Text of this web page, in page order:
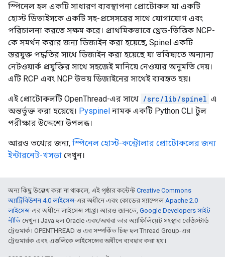
স্পিনেল হল একটি সাধারণ ব্যবস্থাপনা প্রোটোকল যা একটি
হোস্ট ডিভাইসকে একটি সহ-প্রসেসরের সাথে যোগাযোগ এবং
পরিচালনা করতে সক্ষম করে। প্রাথমিকভাবে থ্রেড-ভিত্তিক NCP-
কে সমর্থন করার জন্য ডিজাইন করা হয়েছে, Spinel একটি
স্তরযুক্ত পদ্ধতির সাথে ডিজাইন করা হয়েছে যা ভবিষ্যতে অন্যান্য
নেটওয়ার্ক প্রযুক্তির সাথে সহজেই মানিয়ে নেওয়ার অনুমতি দেয়।
এটি RCP এবং NCP উভয় ডিজাইনের সাথেই ব্যবহৃত হয়।
এই প্রোটোকলটি OpenThread-এর সাথে /src/lib/spinel এ
অন্তর্ভুক্ত করা হয়েছে। Pyspinel নামক একটি Python CLI টুল
পরীক্ষার উদ্দেশ্যে উপলব্ধ।
আরও তথ্যের জন্য, স্পিনেল হোস্ট-কন্ট্রোলার প্রোটোকলের জন্য
ইন্টারনেট-খসড়া দেখুন।
অন্য কিছু উল্লেখ করা না থাকলে, এই পৃষ্ঠার কন্টেন্ট Creative Commons
অ্যাট্রিবিউশন 4.0 লাইসেন্স-এর অধীনে এবং কোডের স্যাম্পেলApache 2.0
লাইসেন্স-এর অধীনে লাইসেন্স প্রাপ্ত। আরও জানতে, Google Developers সাইট
নীতি দেখুন। Java হল Oracle এবং/অথবা তার অ্যাফিলিয়েট সংস্থার রেজিস্টার্ড
ট্রেডমার্ক। OPENTHREAD ও এর সম্পর্কিত চিহ্ন হল Thread Group-এর
ট্রেডমার্রক এবং এগুলিকে লাইসেন্সের অধীনে ব্যবহার করা হয়।